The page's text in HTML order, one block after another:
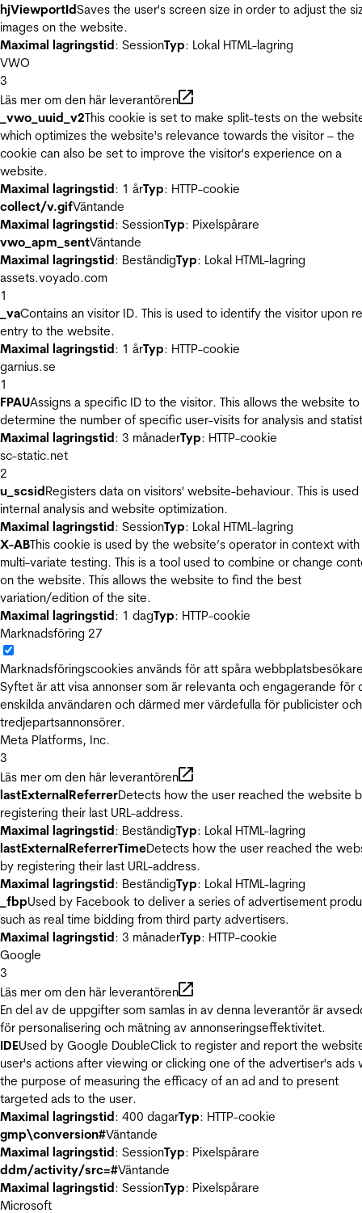
hjViewportIdSaves the user's screen size in order to adjust the
images on the website.
Maximal lagringstid: SessionTyp: Lokal HTML-lagring
VWO
3
Läs mer om den här leverantören
_vwo_uuid_v2This cookie is set to make split-tests on the
which optimizes the website's relevance towards the visitor – the
cookie can also be set to improve the visitor's experience on a
website.
Maximal lagringstid: 1 årTyp: HTTP-cookie
collect/v.gifVäntande
Maximal lagringstid: SessionTyp: Pixelspårare
vwo_apm_sentVäntande
Maximal lagringstid: BeständigTyp: Lokal HTML-lagring
assets.voyado.com
1
_vaContains an visitor ID. This is used to identify the visitor upon
entry to the website.
Maximal lagringstid: 1 årTyp: HTTP-cookie
garnius.se
1
FPAUAssigns a specific ID to the visitor. This allows the website to
determine the number of specific user-visits for analysis and
Maximal lagringstid: 3 månaderTyp: HTTP-cookie
sc-static.net
2
u_scsidRegisters data on visitors' website-behaviour. This is
internal analysis and website optimization.
Maximal lagringstid: SessionTyp: Lokal HTML-lagring
X-ABThis cookie is used by the website’s operator in context with
multi-variate testing. This is a tool used to combine or change
on the website. This allows the website to find the best
variation/edition of the site.
Maximal lagringstid: 1 dagTyp: HTTP-cookie
Marknadsföring 27
Marknadsföringscookies används för att spåra
Syftet är att visa annonser som är relevanta och engagerande för
enskilda användaren och därmed mer värdefulla för publicister och
tredjepartsannonsörer.
Meta Platforms, Inc.
3
Läs mer om den här leverantören
lastExternalReferrerDetects how the user reached the website
registering their last URL-address.
Maximal lagringstid: BeständigTyp: Lokal HTML-lagring
lastExternalReferrerTimeDetects how the user reached the
by registering their last URL-address.
Maximal lagringstid: BeständigTyp: Lokal HTML-lagring
_fbpUsed by Facebook to deliver a series of advertisement
such as real time bidding from third party advertisers.
Maximal lagringstid: 3 månaderTyp: HTTP-cookie
Google
3
Läs mer om den här leverantören
En del av de uppgifter som samlas in av denna leverantör är
för personalisering och mätning av annonseringseffektivitet.
IDEUsed by Google DoubleClick to register and report the
user's actions after viewing or clicking one of the advertiser's ads
the purpose of measuring the efficacy of an ad and to present
targeted ads to the user.
Maximal lagringstid: 400 dagarTyp: HTTP-cookie
gmp\conversion#Väntande
Maximal lagringstid: SessionTyp: Pixelspårare
ddm/activity/src=#Väntande
Maximal lagringstid: SessionTyp: Pixelspårare
Microsoft